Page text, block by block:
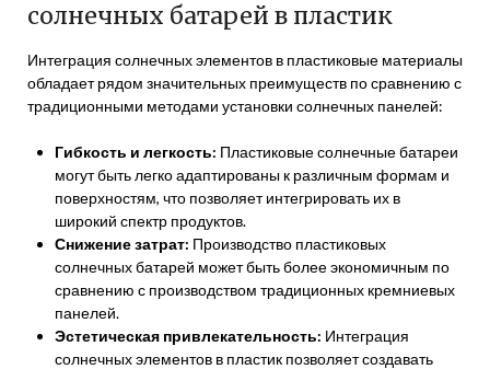
солнечных батарей в пластик
Интеграция солнечных элементов в пластиковые материалы
обладает рядом значительных преимуществ по сравнению с
традиционными методами установки солнечных панелей:
Гибкость и легкость: Пластиковые солнечные батареи
могут быть легко адаптированы к различным формам и
поверхностям, что позволяет интегрировать их в
широкий спектр продуктов.
Снижение затрат: Производство пластиковых
солнечных батарей может быть более экономичным по
сравнению с производством традиционных кремниевых
панелей.
Эстетическая привлекательность: Интеграция
солнечных элементов в пластик позволяет создавать